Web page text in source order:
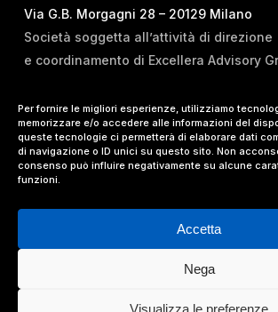
Per fornire le migliori esperienze, utilizziamo
memorizzare e/o accedere alle informazioni del
queste tecnologie ci permetterà di elaborare dati
di navigazione o ID unici su questo sito. Non
consenso può influire negativamente su alcune
funzioni.
Accetta
Nega
Visualizza le preferenze
Via G.B. Morgagni 28 – 20129 Milano
Società soggetta all’attività di direzione
e coordinamento di Excellera Advisory
T. +39 02 84 99 02 01
E.info@vrelations.it
Termini d’uso|Privacy Policy|
© 2024 Value Relations Srl, All Rights